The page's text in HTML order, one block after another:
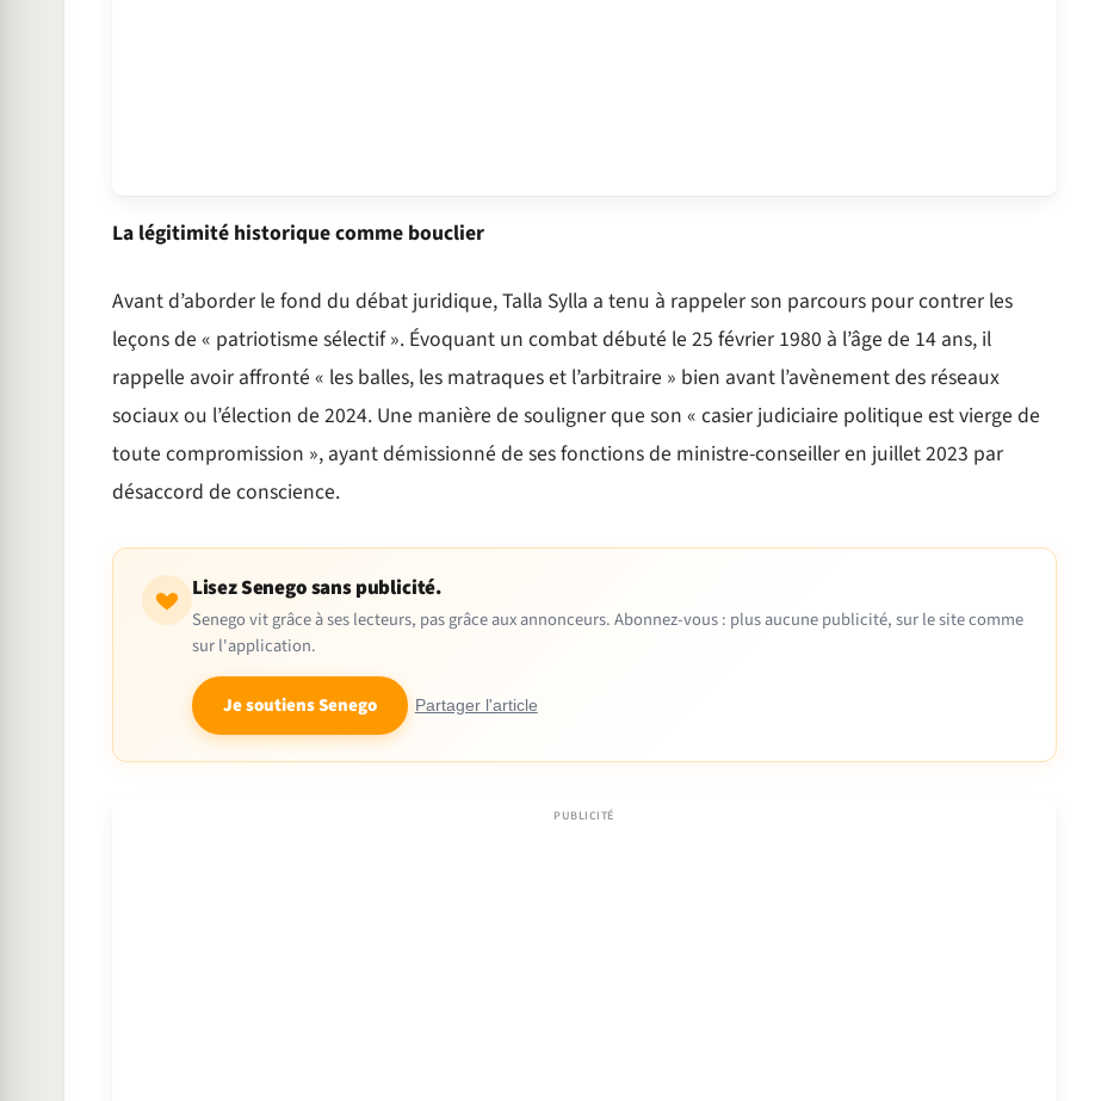
La légitimité historique comme bouclier
Avant d’aborder le fond du débat juridique, Talla Sylla a tenu à rappeler son parcours pour contrer les
leçons de « patriotisme sélectif ». Évoquant un combat débuté le 25 février 1980 à l’âge de 14 ans, il
rappelle avoir affronté « les balles, les matraques et l’arbitraire » bien avant l’avènement des réseaux
sociaux ou l’élection de 2024. Une manière de souligner que son « casier judiciaire politique est vierge de
toute compromission », ayant démissionné de ses fonctions de ministre-conseiller en juillet 2023 par
désaccord de conscience.
Lisez Senego sans publicité.
Senego vit grâce à ses lecteurs, pas grâce aux annonceurs. Abonnez-vous : plus aucune publicité, sur le site comme
sur l'application.
Je soutiens Senego Partager l'article